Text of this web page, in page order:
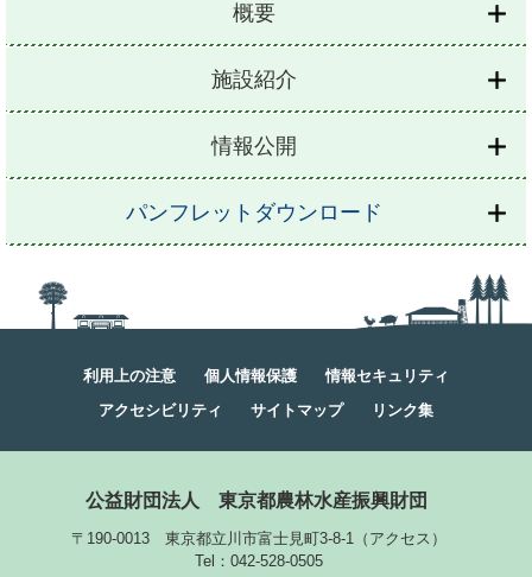
概要
施設紹介
情報公開
パンフレットダウンロード
利用上の注意 個人情報保護
情報セキュリティ
アクセシビリティ
サイトマップ リンク集
公益財団法人 東京都農林水産振興財団
〒190-0013 東京都立川市富士見町3-8-1（ アクセス ）
Tel：042-528-0505